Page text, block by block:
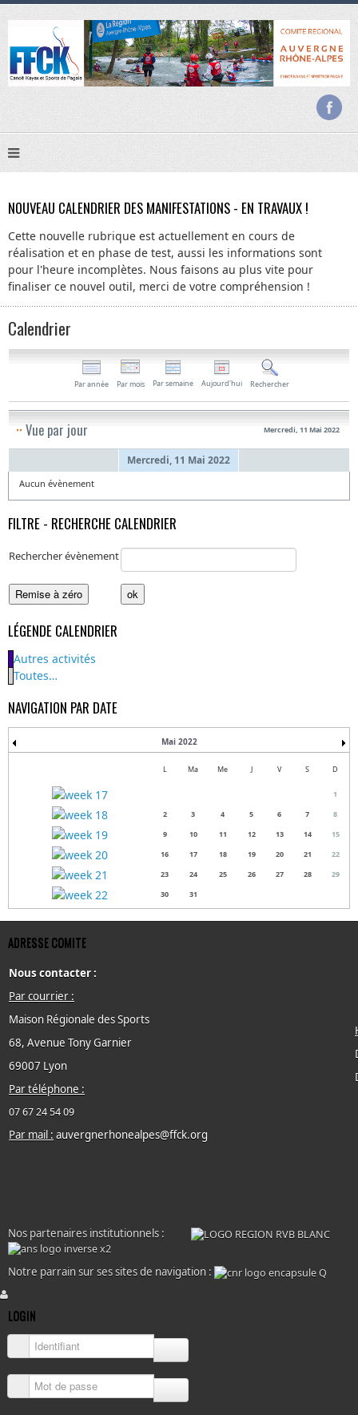
NOUVEAU CALENDRIER DES MANIFESTATIONS - EN TRAVAUX !
Cette nouvelle rubrique est actuellement en cours de
réalisation et en phase de test, aussi les informations sont
pour l'heure incomplètes. Nous faisons au plus vite pour
finaliser ce nouvel outil, merci de votre compréhension !
Calendrier
Par année Par mois Par semaine Aujourd'hui Rechercher
Vue par jour Mercredi, 11 Mai 2022
Mercredi, 11 Mai 2022
Aucun évènement
FILTRE - RECHERCHE CALENDRIER
Rechercher évènement
LÉGENDE CALENDRIER
Autres activités
Toutes…
NAVIGATION PAR DATE
Mai 2022
L Ma Me J V S D
1
2
3 4 5 6 7
8
9
10 11 12 13 14
15
16
17 18 19 20 21
22
23
24 25 26 27 28
29
30
31
ADRESSE COMITE
Nous contacter :
Par courrier :
Maison Régionale des Sports
68, Avenue Tony Garnier
69007 Lyon
Par téléphone :
07 67 24 54 09
Par mail : auvergnerhonealpes@ffck.org
Nos partenaires institutionnels :
Notre parrain sur ses sites de navigation :
LOGIN
Identifiant
Mot de passe